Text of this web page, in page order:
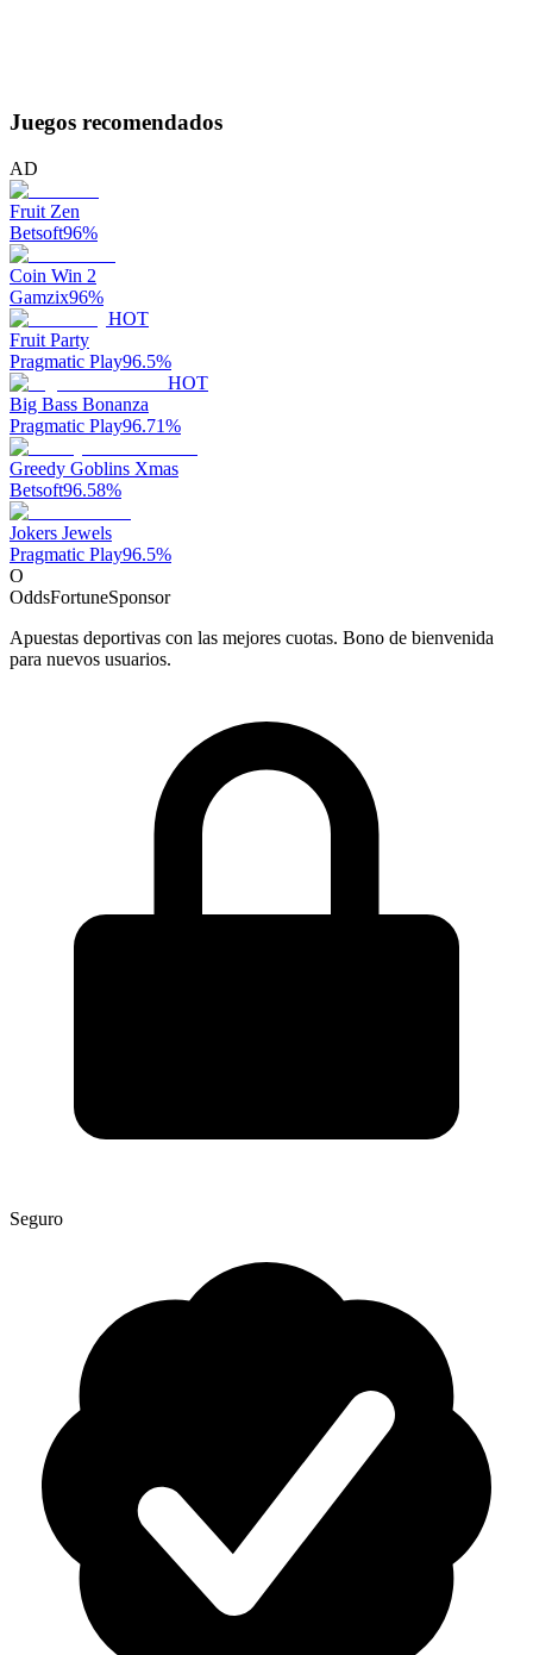
Juegos recomendados
AD
Fruit Zen
Betsoft96%
Coin Win 2
Gamzix96%
HOT
Fruit Party
Pragmatic Play96.5%
HOT
Big Bass Bonanza
Pragmatic Play96.71%
Greedy Goblins Xmas
Betsoft96.58%
Jokers Jewels
Pragmatic Play96.5%
O
OddsFortuneSponsor
Apuestas deportivas con las mejores cuotas. Bono de bienvenida
para nuevos usuarios.
Seguro